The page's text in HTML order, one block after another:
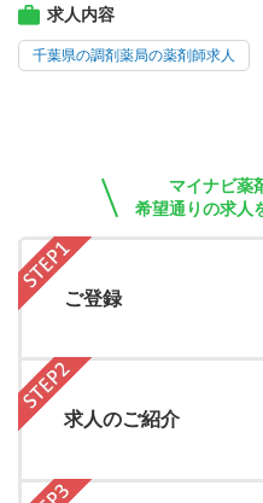
求人内容
千葉県の調剤薬局の薬剤師求人
マイナビ薬
希望通りの求人
ご登録
求人のご紹介